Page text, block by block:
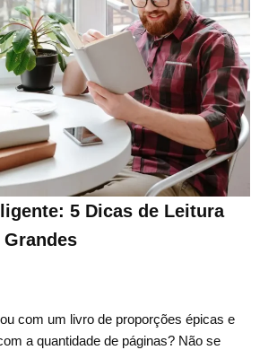
5 Dicas de Leitura
com um livro de proporções épicas e
a quantidade de páginas? Não se